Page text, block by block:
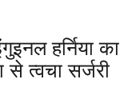
हर्निया का
त्वचा सर्जरी